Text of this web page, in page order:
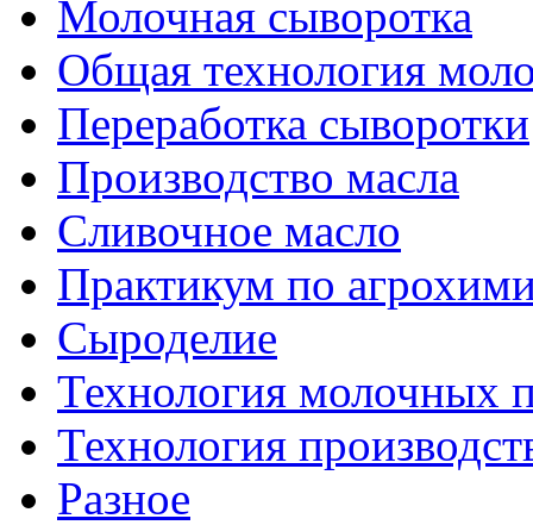
Молочная сыворотка
Общая технология
Переработка сыворотки
Производство масла
Сливочное масло
Практикум по
Сыроделие
Технология молочных
Технология
Разное